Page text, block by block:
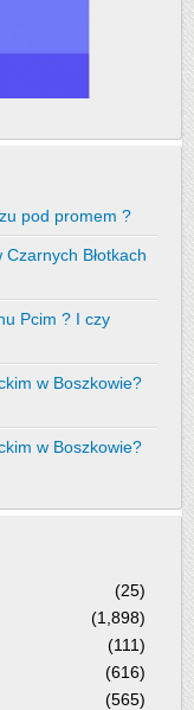
pod promem ?
Błotkach
Pcim ? I czy
w Boszkowie?
w Boszkowie?
(25)
(1,898)
(111)
(616)
(565)